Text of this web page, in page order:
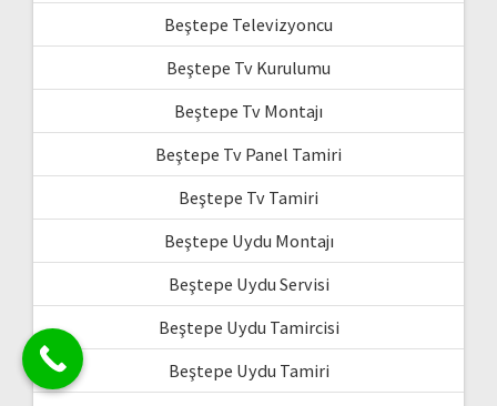
Beştepe Televizyoncu
Beştepe Tv Kurulumu
Beştepe Tv Montajı
Beştepe Tv Panel Tamiri
Beştepe Tv Tamiri
Beştepe Uydu Montajı
Beştepe Uydu Servisi
Beştepe Uydu Tamircisi
Beştepe Uydu Tamiri